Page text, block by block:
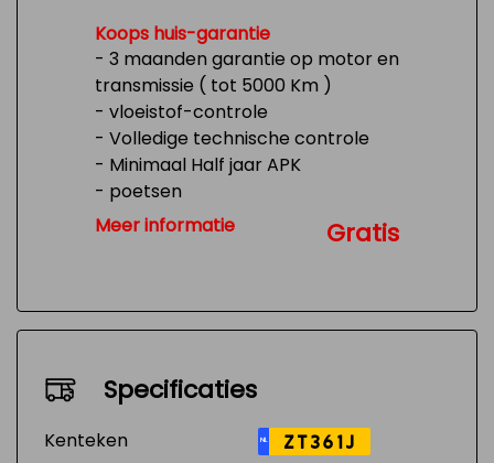
Koops huis-garantie
- 3 maanden garantie op motor en
transmissie ( tot 5000 Km )
- vloeistof-controle
- Volledige technische controle
- Minimaal Half jaar APK
- poetsen
- Tank 1/4 vol
Meer informatie Gratis
Specificaties
Kenteken NL ZT361J